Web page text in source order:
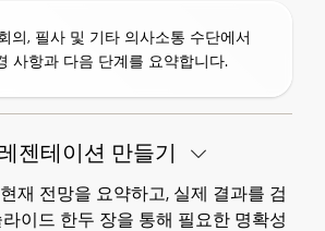
의, 필사 및 기타 의사소통 수단에서
사항과 다음 단계를 요약합니다.
젠테이션 만들기
재 전망을 요약하고, 실제 결과를 검
이드 한두 장을 통해 필요한 명확성